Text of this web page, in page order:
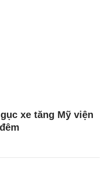
xe tăng Mỹ viện